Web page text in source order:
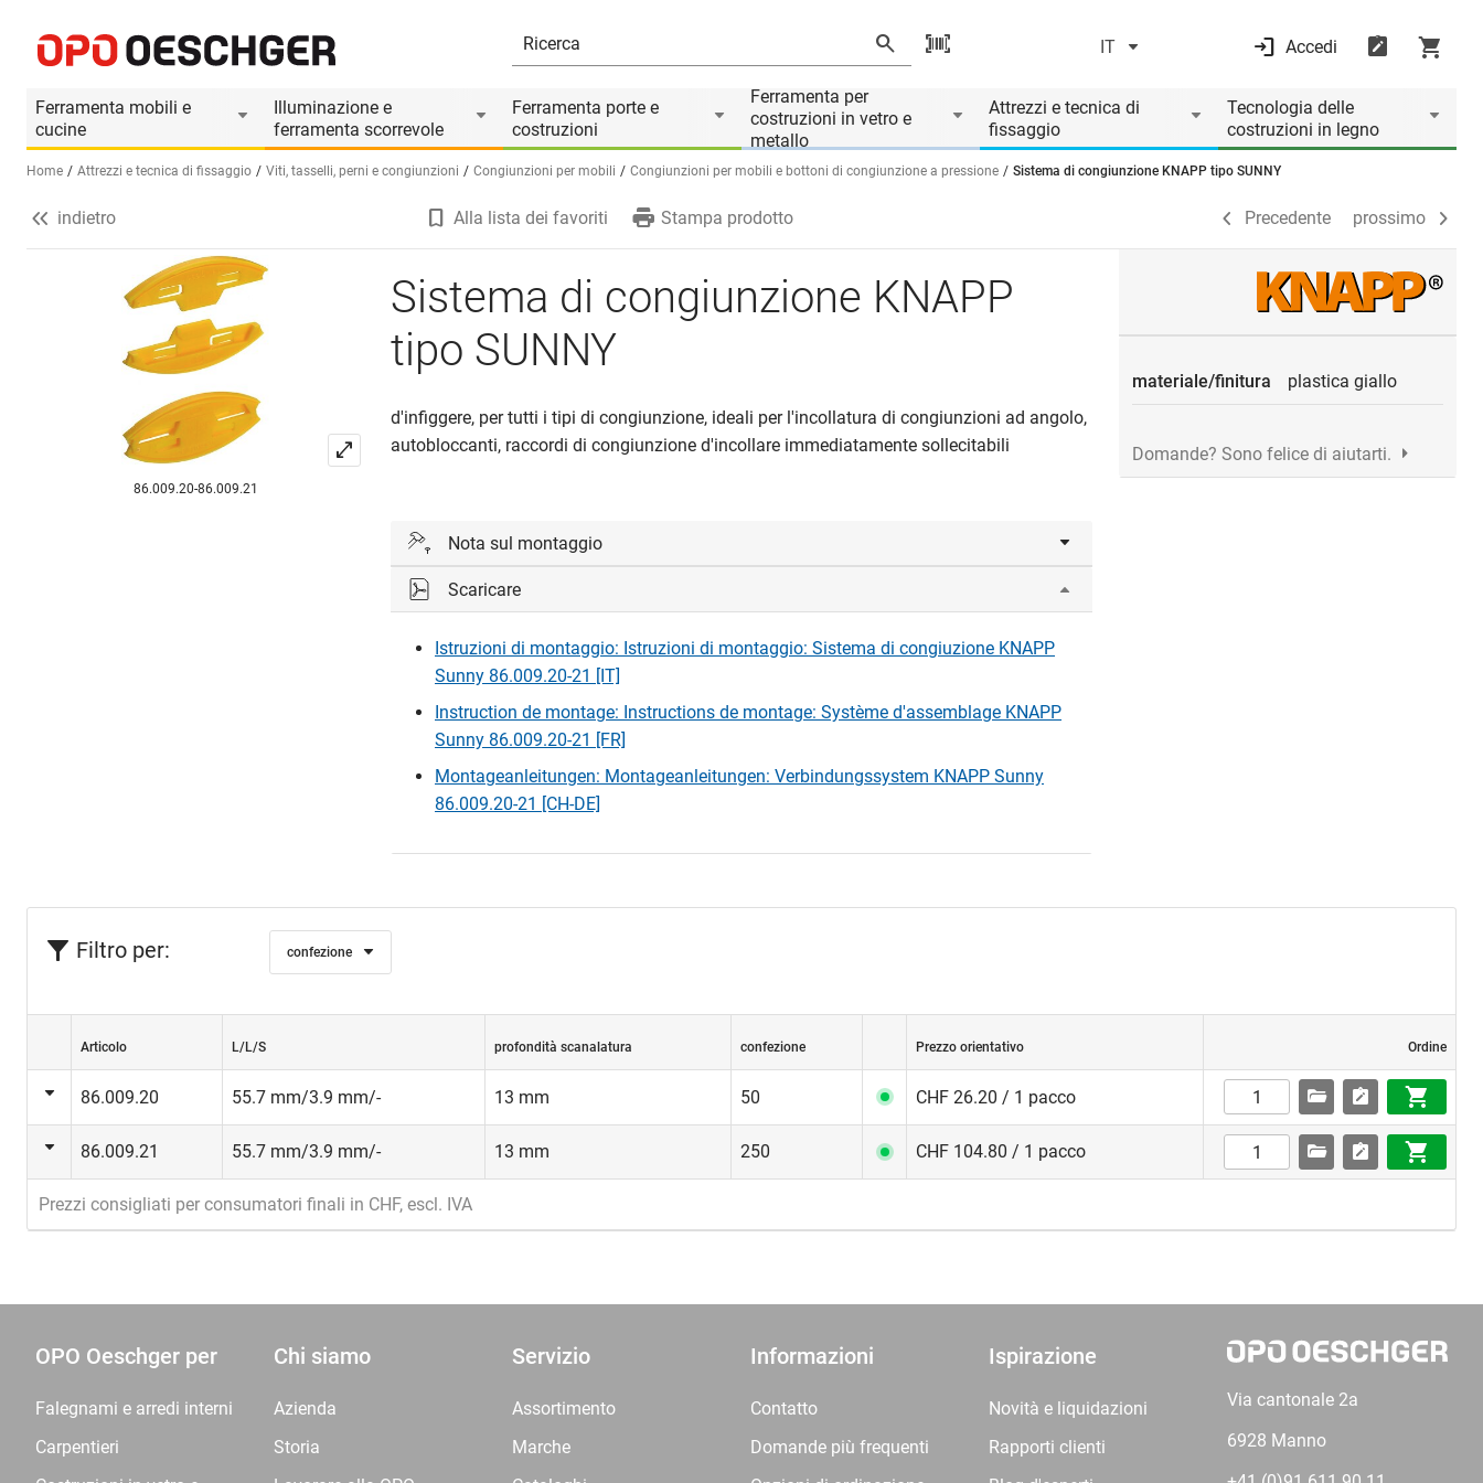
IT Accedi
Ferramenta mobili e
cucine
Illuminazione e
ferramenta scorrevole
Ferramenta porte e
costruzioni
Ferramenta per
costruzioni in vetro e
metallo
Attrezzi e tecnica di
fissaggio
Tecnologia delle
costruzioni in legno
Seleziona una lingua (IT)
Home Attrezzi e tecnica di fissaggio Viti, tasselli, perni e congiunzioni Congiunzioni per mobili Congiunzioni per mobili e bottoni di congiunzione a pressione Sistema di congiunzione KNAPP tipo SUNNY
Informazioni prodotto
Precedente prossimo
indietro Alla lista dei favoriti Stampa prodotto Precedente prossimo
86.009.20-86.009.21
Sistema di congiunzione KNAPP
tipo SUNNY
d'infiggere, per tutti i tipi di congiunzione, ideali per l'incollatura di congiunzioni ad angolo,
autobloccanti, raccordi di congiunzione d'incollare immediatamente sollecitabili
Nota sul montaggio
In ogni confezione sono incluse le istruzioni di montaggio.
Scaricare
Istruzioni di montaggio: Istruzioni di montaggio: Sistema di congiuzione KNAPP
Sunny 86.009.20-21 [IT]
Instruction de montage: Instructions de montage: Système d'assemblage KNAPP
Sunny 86.009.20-21 [FR]
Montageanleitungen: Montageanleitungen: Verbindungssystem KNAPP Sunny
86.009.20-21 [CH-DE]
materiale/finitura plastica giallo
Domande? Sono felice di aiutarti.
Filtro per: confezione
Articolo L/L/S profondità scanalatura confezione Prezzo orientativo Ordine
86.009.20 55.7 mm/3.9 mm/- 13 mm 50 CHF 26.20 / 1 pacco
86.009.21 55.7 mm/3.9 mm/- 13 mm 250 CHF 104.80 / 1 pacco
Prezzi consigliati per consumatori finali in CHF, escl. IVA
OPO Oeschger per
Falegnami e arredi interni
Carpentieri
Chi siamo
Azienda
Storia
Servizio
Assortimento
Marche
Informazioni
Contatto
Domande più frequenti
Ispirazione
Novità e liquidazioni
Rapporti clienti
Via cantonale 2a
6928 Manno